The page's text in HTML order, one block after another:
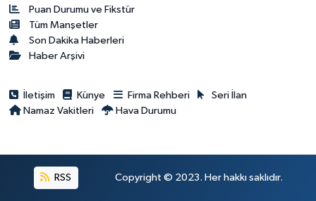
Puan Durumu ve Fikstür
Tüm Manşetler
Son Dakika Haberleri
Haber Arşivi
İletişim Künye Firma Rehberi
Seri İlan
Namaz Vakitleri
Hava Durumu
RSS Copyright © 2023. Her hakkı saklıdır.